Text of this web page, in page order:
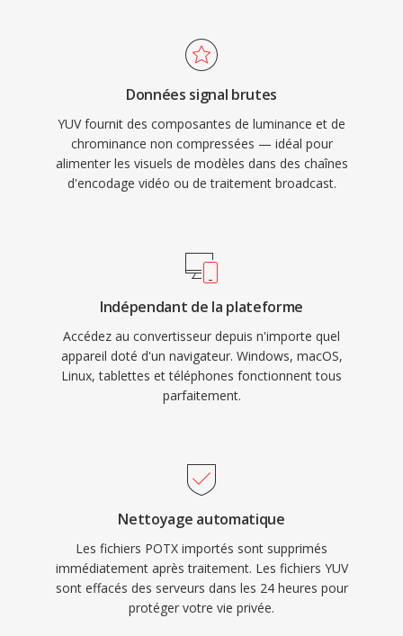
Données signal brutes
YUV fournit des composantes de luminance et de
chrominance non compressées — idéal pour
alimenter les visuels de modèles dans des chaînes
d'encodage vidéo ou de traitement broadcast.
Indépendant de la plateforme
Accédez au convertisseur depuis n'importe quel
appareil doté d'un navigateur. Windows, macOS,
Linux, tablettes et téléphones fonctionnent tous
parfaitement.
Nettoyage automatique
Les fichiers POTX importés sont supprimés
immédiatement après traitement. Les fichiers YUV
sont effacés des serveurs dans les 24 heures pour
protéger votre vie privée.